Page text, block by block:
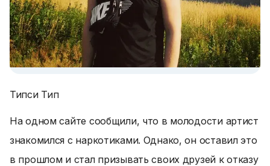
Типси Тип
На одном сайте сообщили, что в молодости артист
знакомился с наркотиками. Однако, он оставил это
в прошлом и стал призывать своих друзей к отказу